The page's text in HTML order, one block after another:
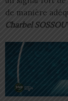
de manière
Charbel